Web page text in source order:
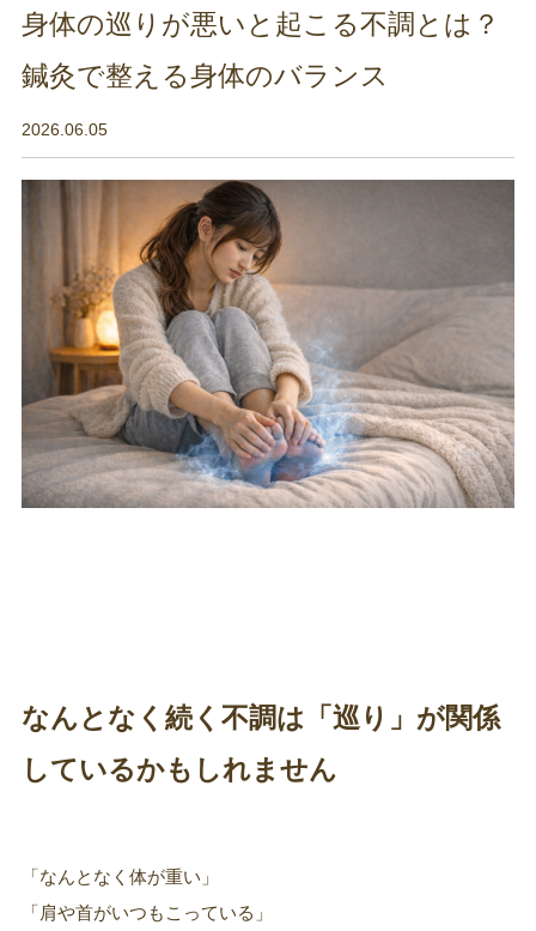
身体の巡りが悪いと起こる不調とは？
鍼灸で整える身体のバランス
2026.06.05
なんとなく続く不調は「巡り」が関係
しているかもしれません
「なんとなく体が重い」
「肩や首がいつもこっている」